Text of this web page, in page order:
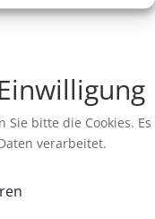
bitte die Cookies. Es
verarbeitet.